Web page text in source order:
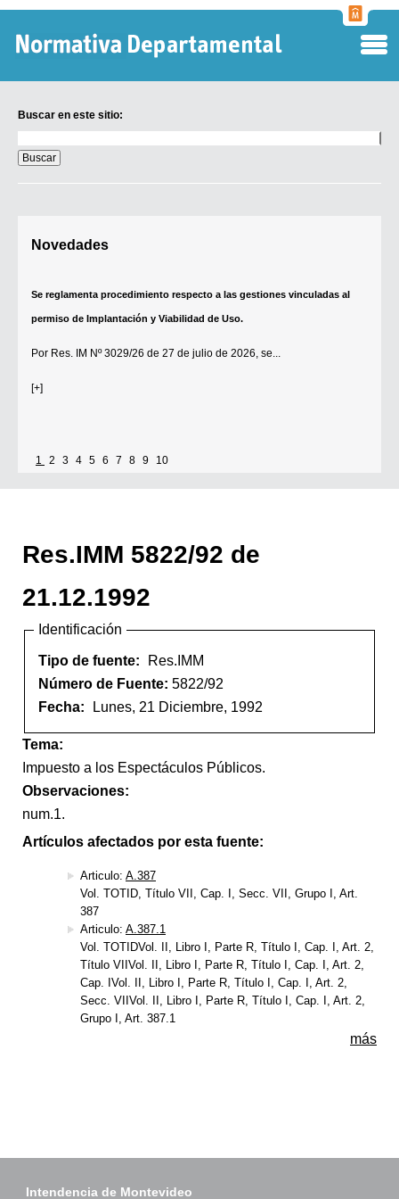
Buscar en este sitio:
en
este
sitio:
Novedades
Se reglamenta procedimiento respecto a las gestiones vinculadas al
permiso de Implantación y Viabilidad de Uso.
Por Res. IM Nº 3029/26 de 27 de julio de 2026, se...
[+]
1 2 3 4 5 6 7 8 9 10
Res.IMM 5822/92 de
21.12.1992
Identificación
Tipo de fuente:
Res.IMM
Número de Fuente: 5822/92
Fecha:
Lunes, 21 Diciembre, 1992
Tema:
Impuesto a los Espectáculos Públicos.
Observaciones:
num.1.
Artículos afectados por esta fuente:
Articulo: A.387
Vol. TOTID, Título VII, Cap. I, Secc. VII, Grupo I, Art.
387
Articulo: A.387.1
Vol. TOTIDVol. II, Libro I, Parte R, Título I, Cap. I, Art. 2,
Título VIIVol. II, Libro I, Parte R, Título I, Cap. I, Art. 2,
Cap. IVol. II, Libro I, Parte R, Título I, Cap. I, Art. 2,
Secc. VIIVol. II, Libro I, Parte R, Título I, Cap. I, Art. 2,
Grupo I, Art. 387.1
más
Intendencia de Montevideo